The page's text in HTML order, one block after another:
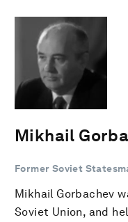
Mikhail
Former Soviet
Mikhail Gorbachev
Soviet Union, and